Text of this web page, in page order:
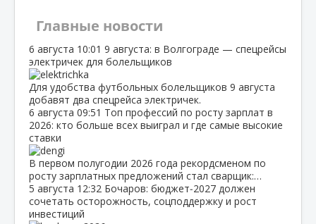
Главные новости
6 августа 10:01 9 августа: в Волгограде — спецрейсы
электричек для болельщиков
Для удобства футбольных болельщиков 9 августа
добавят два спецрейса электричек.
6 августа 09:51 Топ профессий по росту зарплат в
2026: кто больше всех выиграл и где самые высокие
ставки
В первом полугодии 2026 года рекордсменом по
росту зарплатных предложений стал сварщик:…
5 августа 12:32 Бочаров: бюджет‑2027 должен
сочетать осторожность, соцподдержку и рост
инвестиций